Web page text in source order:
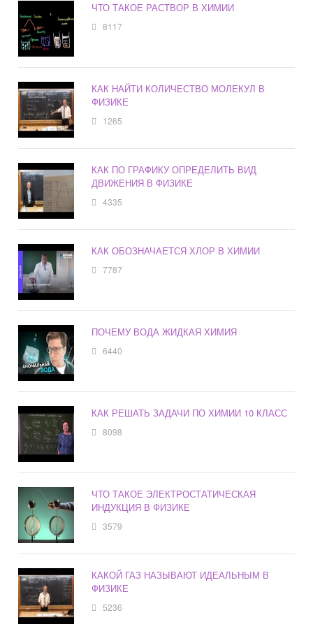
ЧТО ТАКОЕ РАСТВОР В ХИМИИ
8117
КАК НАЙТИ КОЛИЧЕСТВО МОЛЕКУЛ В
ФИЗИКЕ
1265
КАК ПО ГРАФИКУ ОПРЕДЕЛИТЬ ВИД
ДВИЖЕНИЯ В ФИЗИКЕ
4335
КАК ОБОЗНАЧАЕТСЯ ХЛОР В ХИМИИ
7787
ПОЧЕМУ ВОДА ЖИДКАЯ ХИМИЯ
6440
КАК РЕШАТЬ ЗАДАЧИ ПО ХИМИИ 10 КЛАСС
8098
ЧТО ТАКОЕ ЭЛЕКТРОСТАТИЧЕСКАЯ
ИНДУКЦИЯ В ФИЗИКЕ
3579
КАКОЙ ГАЗ НАЗЫВАЮТ ИДЕАЛЬНЫМ В
ФИЗИКЕ
5236